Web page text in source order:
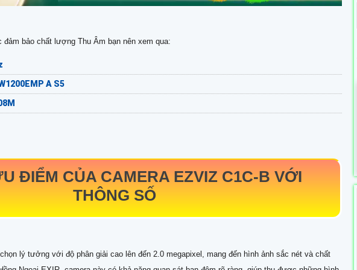
đảm bảo chất lượng Thu Âm bạn nên xem qua:
A S5
ĐIỂM CỦA CAMERA EZVIZ C1C-B VỚI
THÔNG SỐ
lý tưởng với độ phân giải cao lên đến 2.0 megapixel, mang đến hình ảnh sắc nét và chất